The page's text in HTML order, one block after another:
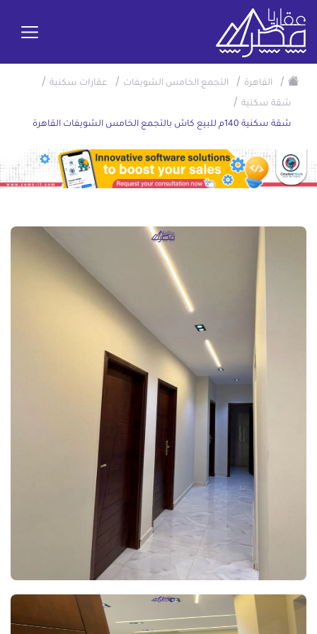
/ القاهرة / التجمع الخامس الشويفات / عقارات سكنية /
شقة سكنية /
شقة سكنية 140م للبيع كاش بالتجمع الخامس الشويفات القاهرة